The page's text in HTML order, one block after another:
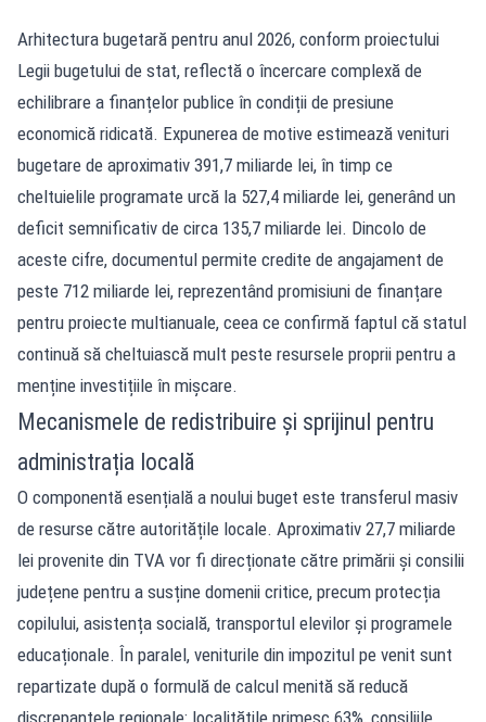
Arhitectura bugetară pentru anul 2026, conform proiectului
Legii bugetului de stat, reflectă o încercare complexă de
echilibrare a finanțelor publice în condiții de presiune
economică ridicată. Expunerea de motive estimează venituri
bugetare de aproximativ 391,7 miliarde lei, în timp ce
cheltuielile programate urcă la 527,4 miliarde lei, generând un
deficit semnificativ de circa 135,7 miliarde lei. Dincolo de
aceste cifre, documentul permite credite de angajament de
peste 712 miliarde lei, reprezentând promisiuni de finanțare
pentru proiecte multianuale, ceea ce confirmă faptul că statul
continuă să cheltuiască mult peste resursele proprii pentru a
menține investițiile în mișcare.
Mecanismele de redistribuire și sprijinul pentru
administrația locală
O componentă esențială a noului buget este transferul masiv
de resurse către autoritățile locale. Aproximativ 27,7 miliarde
lei provenite din TVA vor fi direcționate către primării și consilii
județene pentru a susține domenii critice, precum protecția
copilului, asistența socială, transportul elevilor și programele
educaționale. În paralel, veniturile din impozitul pe venit sunt
repartizate după o formulă de calcul menită să reducă
discrepanțele regionale: localitățile primesc 63%, consiliile